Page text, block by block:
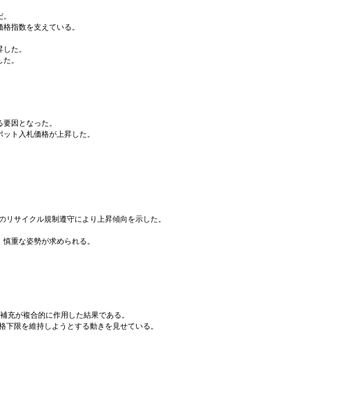
指数を支えている。
た。
。
因となった。
ト入札価格が上昇した。
サイクル規制遵守により上昇傾向を示した。
重な姿勢が求められる。
充が複合的に作用した結果である。
限を維持しようとする動きを見せている。